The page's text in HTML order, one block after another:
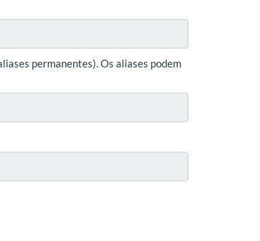
permanentes). Os aliases podem